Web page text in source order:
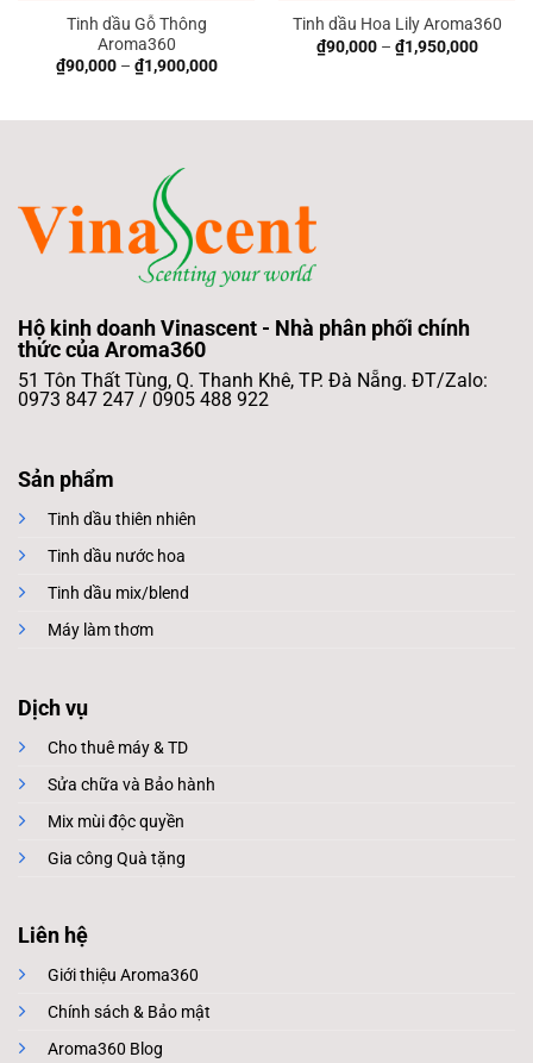
Tinh dầu Gỗ Thông
Aroma360
₫90,000– ₫1,900,000
Tinh dầu Hoa Lily Aroma360
₫90,000– ₫1,950,000
Hộ kinh doanh Vinascent - Nhà phân phối chính
thức của Aroma360
51 Tôn Thất Tùng, Q. Thanh Khê, TP. Đà Nẵng. ĐT/Zalo:
0973 847 247 / 0905 488 922
Sản phẩm
Tinh dầu thiên nhiên
Tinh dầu nước hoa
Tinh dầu mix/blend
Máy làm thơm
Dịch vụ
Cho thuê máy & TD
Sửa chữa và Bảo hành
Mix mùi độc quyền
Gia công Quà tặng
Liên hệ
Giới thiệu Aroma360
Chính sách & Bảo mật
Aroma360 Blog